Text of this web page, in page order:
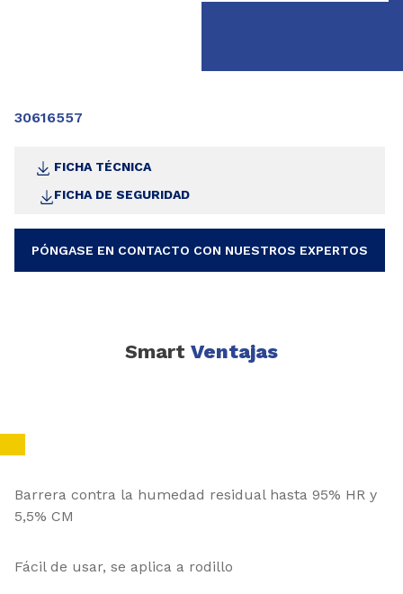
30616557
FICHA TÉCNICA
FICHA DE SEGURIDAD
PÓNGASE EN CONTACTO CON NUESTROS EXPERTOS
Smart Ventajas
Barrera contra la humedad residual hasta 95% HR y
5,5% CM
Fácil de usar, se aplica a rodillo